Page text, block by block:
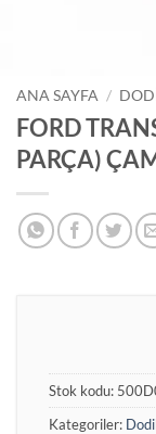
ANA SAYFA /
FORD
PARÇA)
Stok kodu:
Kategoriler: